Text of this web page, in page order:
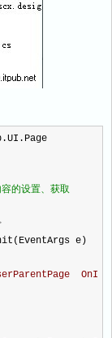
的设置、获取
e)
OnI